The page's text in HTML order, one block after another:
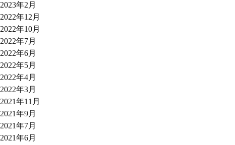
2023年2月
2022年12月
2022年10月
2022年7月
2022年6月
2022年5月
2022年4月
2022年3月
2021年11月
2021年9月
2021年7月
2021年6月